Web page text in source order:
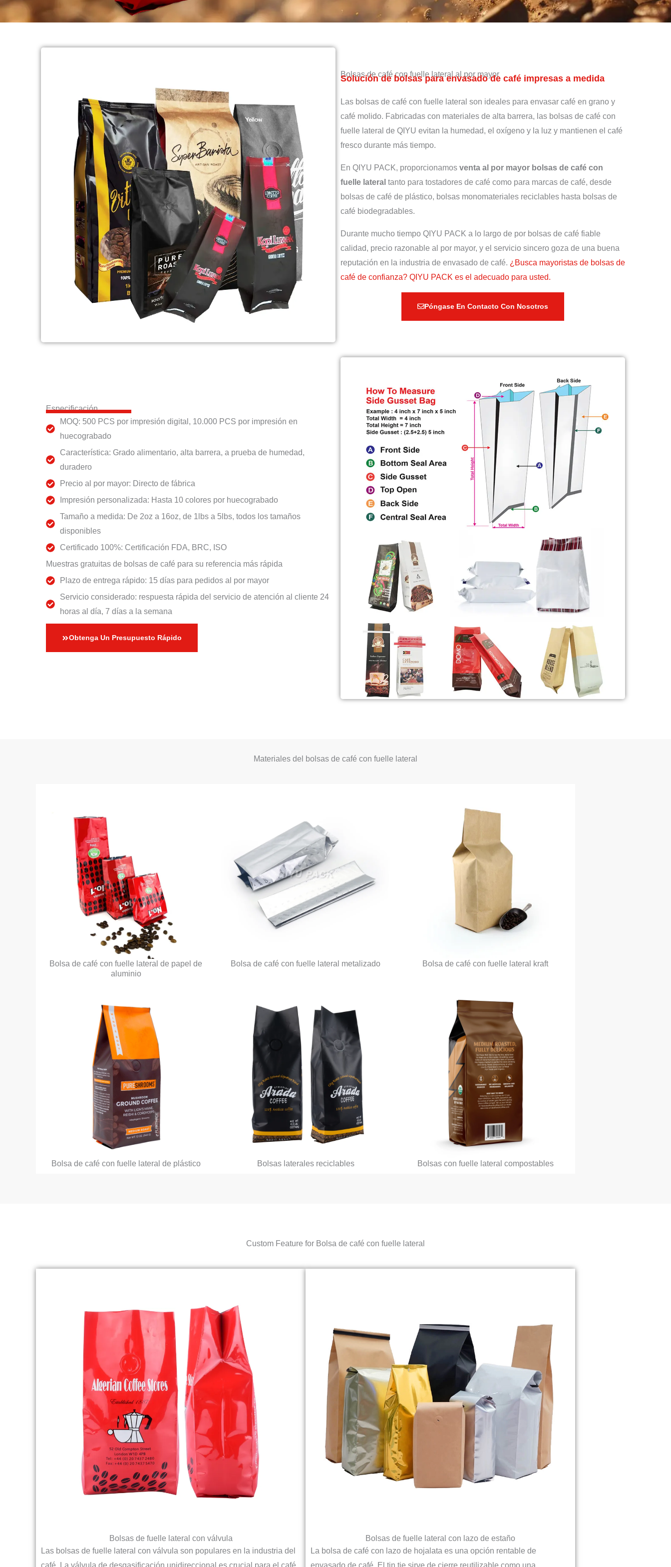
Bolsas de café con fuelle lateral al por mayor
Solución de bolsas para envasado de café impresas a medida
Las bolsas de café con fuelle lateral son ideales para envasar café en grano y
café molido. Fabricadas con materiales de alta barrera, las bolsas de café con
fuelle lateral de QIYU evitan la humedad, el oxígeno y la luz y mantienen el café
fresco durante más tiempo.
En QIYU PACK, proporcionamos venta al por mayor bolsas de café con
fuelle lateral tanto para tostadores de café como para marcas de café, desde
bolsas de café de plástico, bolsas monomateriales reciclables hasta bolsas de
café biodegradables.
Durante mucho tiempo QIYU PACK a lo largo de por bolsas de café fiable
calidad, precio razonable al por mayor, y el servicio sincero goza de una buena
reputación en la industria de envasado de café. ¿Busca mayoristas de bolsas de
café de confianza? QIYU PACK es el adecuado para usted.
Póngase En Contacto Con Nosotros
Especificación
MOQ: 500 PCS por impresión digital, 10.000 PCS por impresión en
huecograbado
Característica: Grado alimentario, alta barrera, a prueba de humedad,
duradero
Precio al por mayor: Directo de fábrica
Impresión personalizada: Hasta 10 colores por huecograbado
Tamaño a medida: De 2oz a 16oz, de 1lbs a 5lbs, todos los tamaños
disponibles
Certificado 100%: Certificación FDA, BRC, ISO
Muestras gratuitas de bolsas de café para su referencia más rápida
Plazo de entrega rápido: 15 días para pedidos al por mayor
Servicio considerado: respuesta rápida del servicio de atención al cliente 24
horas al día, 7 días a la semana
Obtenga Un Presupuesto Rápido
Materiales del bolsas de café con fuelle lateral
Bolsa de café con fuelle lateral de papel de
aluminio
Bolsa de café con fuelle lateral metalizado Bolsa de café con fuelle lateral kraft
Bolsa de café con fuelle lateral de plástico Bolsas laterales reciclables Bolsas con fuelle lateral compostables
Custom Feature for Bolsa de café con fuelle lateral
Bolsas de fuelle lateral con válvula
Las bolsas de fuelle lateral con válvula son populares en la industria del
café. La válvula de desgasificación unidireccional es crucial para el café
Bolsas de fuelle lateral con lazo de estaño
La bolsa de café con lazo de hojalata es una opción rentable de
envasado de café. El tin tie sirve de cierre reutilizable como una